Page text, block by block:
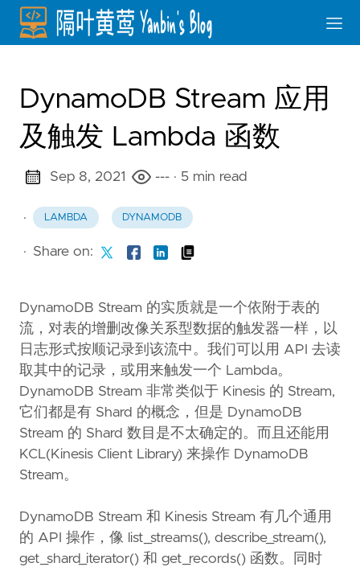
DynamoDB Stream 应用
及触发 Lambda 函数
Sep 8, 2021 --- · 5 min read
· LAMBDA DYNAMODB
· Share on:
DynamoDB Stream 的实质就是一个依附于表的
流，对表的增删改像关系型数据的触发器一样，以
日志形式按顺记录到该流中。我们可以用 API 去读
取其中的记录，或用来触发一个 Lambda。
DynamoDB Stream 非常类似于 Kinesis 的 Stream,
它们都是有 Shard 的概念，但是 DynamoDB
Stream 的 Shard 数目是不太确定的。而且还能用
KCL(Kinesis Client Library) 来操作 DynamoDB
Stream。
DynamoDB Stream 和 Kinesis Stream 有几个通用
的 API 操作，像 list_streams(), describe_stream(),
get_shard_iterator() 和 get_records() 函数。同时